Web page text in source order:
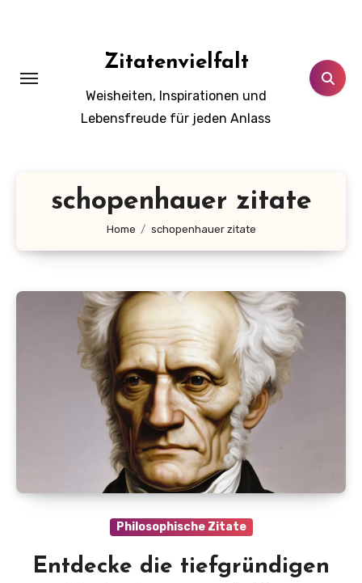
Zitatenvielfalt
Weisheiten, Inspirationen und
Lebensfreude für jeden Anlass
schopenhauer zitate
Home schopenhauer zitate
Philosophische Zitate
Entdecke die tiefgründigen